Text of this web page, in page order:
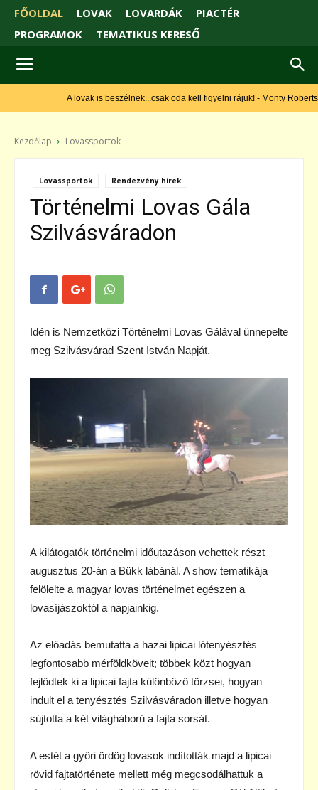
FŐOLDAL LOVAK LOVARDÁK
PIACTÉR
PROGRAMOK
TEMATIKUS KERESŐ
A lovak is beszélnek...csak oda kell figyelni rájuk! - Monty Roberts
Kezdőlap Lovassportok
Lovassportok Rendezvény hírek
Történelmi Lovas Gála
Szilvásváradon
Idén is Nemzetközi Történelmi Lovas Gálával ünnepelte
meg Szilvásvárad Szent István Napját.
A kilátogatók történelmi időutazáson vehettek részt
augusztus 20-án a Bükk lábánál. A show tematikája
felölelte a magyar lovas történelmet egészen a
lovasíjászoktól a napjainkig.
Az előadás bemutatta a hazai lipicai lótenyésztés
legfontosabb mérföldköveit; többek közt hogyan
fejlődtek ki a lipicai fajta különböző törzsei, hogyan
indult el a tenyésztés Szilvásváradon illetve hogyan
sújtotta a két világháború a fajta sorsát.
A estét a győri ördög lovasok indították majd a lipicai
rövid fajtatörténete mellett még megcsodálhattuk a